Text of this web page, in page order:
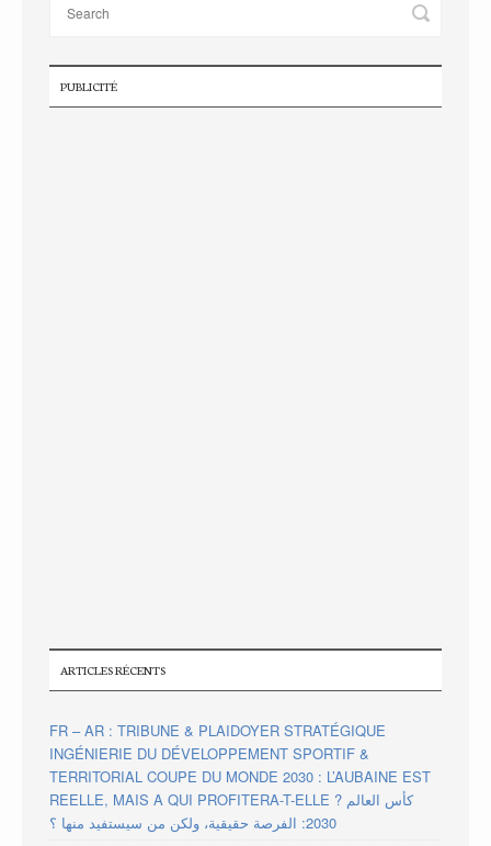
PUBLICITÉ
ARTICLES RÉCENTS
FR – AR : TRIBUNE & PLAIDOYER STRATÉGIQUE
INGÉNIERIE DU DÉVELOPPEMENT SPORTIF &
TERRITORIAL COUPE DU MONDE 2030 : L’AUBAINE EST
REELLE, MAIS A QUI PROFITERA-T-ELLE ? كأس العالم
2030: الفرصة حقيقية، ولكن من سيستفيد منها ؟